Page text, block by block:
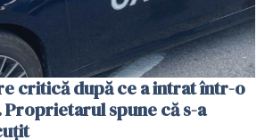
critică după ce a intrat într-o
Proprietarul spune că s-a